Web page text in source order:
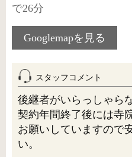
で26分
Googlemapを見る
スタッフコメント
後継者がいらっしゃら
契約年間終了後には寺
お願いしていますので
い。